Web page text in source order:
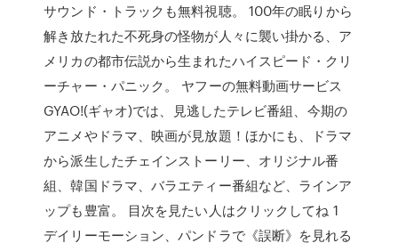
サウンド・トラックも無料視聴。 100年の眠りから
解き放たれた不死身の怪物が人々に襲い掛かる、ア
メリカの都市伝説から生まれたハイスピード・クリ
ーチャー・パニック。 ヤフーの無料動画サービス
GYAO!(ギャオ)では、見逃したテレビ番組、今期の
アニメやドラマ、映画が見放題！ほかにも、ドラマ
から派生したチェインストーリー、オリジナル番
組、韓国ドラマ、バラエティー番組など、ラインア
ップも豊富。 目次を見たい人はクリックしてね 1
デイリーモーション、パンドラで《誤断》を見れる